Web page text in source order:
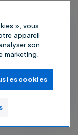
», vous
appareil
son
marketing.
les cookies